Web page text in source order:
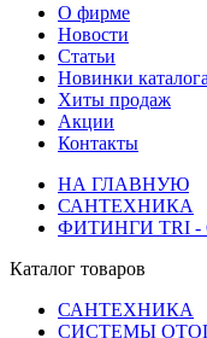
О фирме
Новости
Статьи
Новинки каталога
Хиты продаж
Акции
Контакты
НА ГЛАВНУЮ
САНТЕХНИКА
ФИТИНГИ TRI
Каталог товаров
САНТЕХНИКА
СИСТЕМЫ